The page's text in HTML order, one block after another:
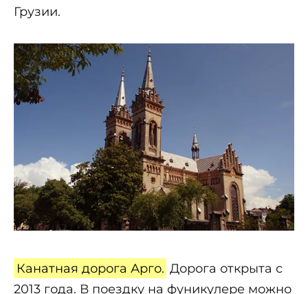
Грузии.
Канатная дорога Арго. Дорога открыта с
2013 года. В поездку на фуникулере можно